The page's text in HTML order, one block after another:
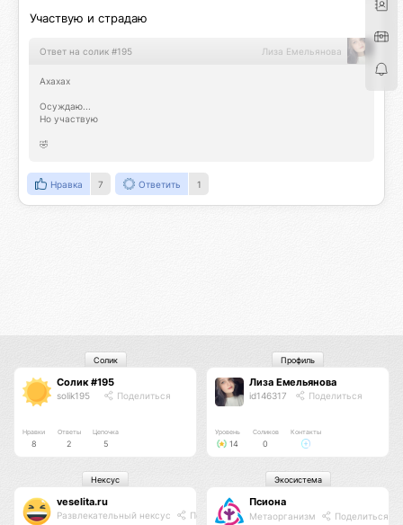
Участвую и страдаю
Ответ на солик #195 Лиза Емельянова
Ахахах
Осуждаю...
Но участвую
🤣
Нравка 7 Ответить 1
Солик #195
solik195 Поделиться
Нравки
8
Ответы
2
Цепочка
5
Солик
Лиза Емельянова
id146317 Поделиться
Уровень
14
Соликов
0
Контакты
Профиль
veselita.ru
Развлекательный нексус Поделиться
Нексус
Псиона
Метаорганизм Поделиться
Экосистема